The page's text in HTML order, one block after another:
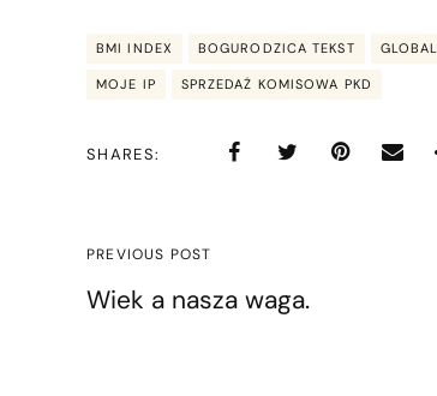
BMI INDEX BOGURODZICA TEKST
MOJE IP SPRZEDAŻ KOMISOWA PKD
SHARES
PREVIOUS POST
Wiek a nasza waga.